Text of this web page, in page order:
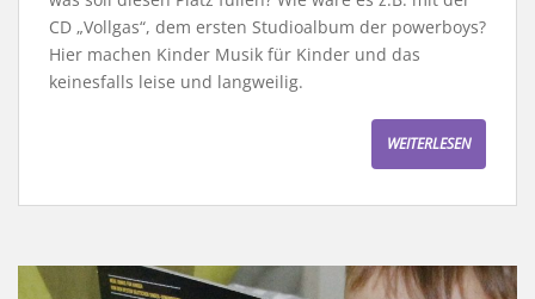
CD „Vollgas“, dem ersten Studioalbum der powerboys?
Hier machen Kinder Musik für Kinder und das
keinesfalls leise und langweilig.
WEITERLESEN